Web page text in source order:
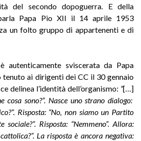
del secondo dopoguerra. E della
Papa Pio XII il 14 aprile 1953
un folto gruppo di appartenenti e di
autenticamente sviscerata da Papa
tenuto ai dirigenti dei CC il 30 gennaio
delinea l’identità dell’organismo: “[…]
cosa sono?”. Nasce uno strano dialogo:
Risposta: “No, non siamo un Partito
sociale?”. Risposta: “Nemmeno”. Allora:
cattolica?”. La risposta è ancora negativa: